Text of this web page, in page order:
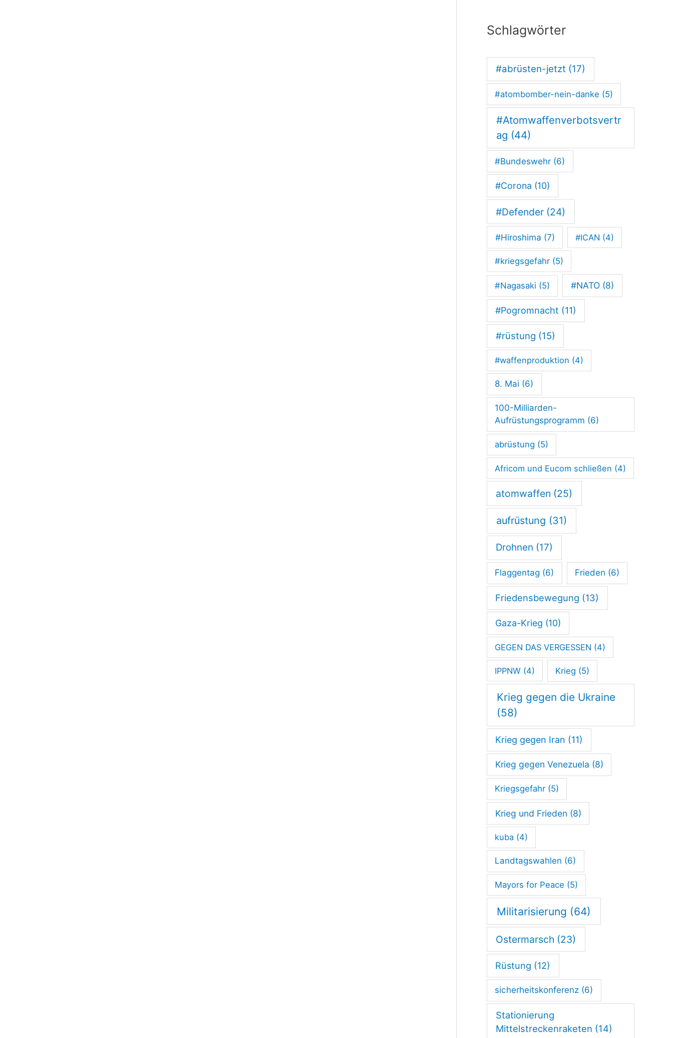
Schlagwörter
#abrüsten-jetzt (17)
#atombomber-nein-danke (5)
#Atomwaffenverbotsvertr
ag (44)
#Bundeswehr (6)
#Corona (10)
#Defender (24)
#Hiroshima (7) #ICAN (4)
#kriegsgefahr (5)
#Nagasaki (5) #NATO(8)
#Pogromnacht (11)
#rüstung (15)
#waffenproduktion (4)
8. Mai (6)
100-Milliarden-
Aufrüstungsprogramm (6)
abrüstung (5)
Africom und Eucom schließen (4)
atomwaffen (25)
aufrüstung (31)
Drohnen (17)
Flaggentag (6) Frieden (6)
Friedensbewegung (13)
Gaza-Krieg (10)
GEGEN DAS VERGESSEN (4)
IPPNW (4) Krieg (5)
Krieg gegen die Ukraine
(58)
Krieg gegen Iran (11)
Krieg gegen Venezuela (8)
Kriegsgefahr (5)
Krieg und Frieden (8)
kuba (4)
Landtagswahlen (6)
Mayors for Peace (5)
Militarisierung (64)
Ostermarsch (23)
Rüstung (12)
sicherheitskonferenz (6)
Stationierung
Mittelstreckenraketen (14)